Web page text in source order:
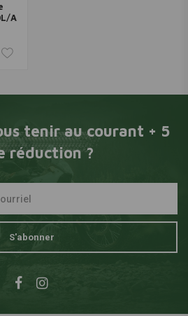
A
tenir au courant + 5
réduction ?
S'abonner